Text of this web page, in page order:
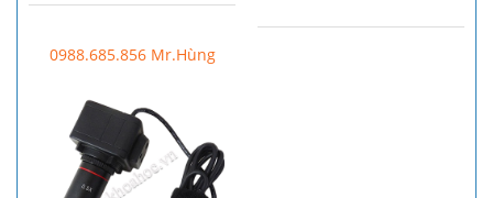
0988.685.856 Mr.Hùng